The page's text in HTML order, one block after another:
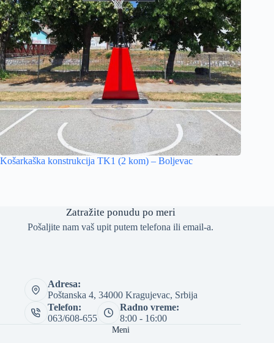
Košarkaška konstrukcija TK1 (2 kom) – Boljevac
Zatražite ponudu po meri
Pošaljite nam vaš upit putem telefona ili email-a.
Adresa:
Poštanska 4, 34000 Kragujevac, Srbija
Telefon:
063/608-655
Radno vreme:
8:00 - 16:00
Meni